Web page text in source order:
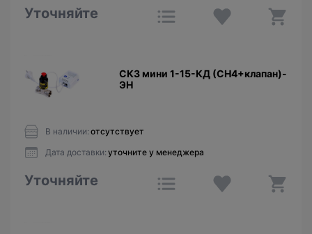
Уточняйте
СКЗ мини 1-15-КД (CH4+клапан)-
ЭН
В наличии: отсутствует
Дата доставки: уточните у менеджера
Уточняйте